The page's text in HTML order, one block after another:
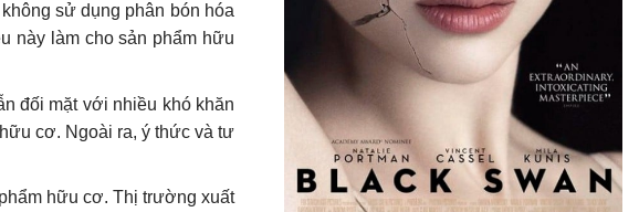
sử dụng phân bón hóa
này làm cho sản phẩm hữu
đối mặt với nhiều khó khăn
cơ. Ngoài ra, ý thức và tư
hữu cơ. Thị trường xuất